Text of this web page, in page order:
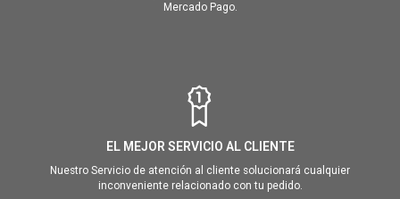
Mercado Pago.
EL MEJOR SERVICIO AL CLIENTE
Nuestro Servicio de atención al cliente solucionará cualquier
inconveniente relacionado con tu pedido.